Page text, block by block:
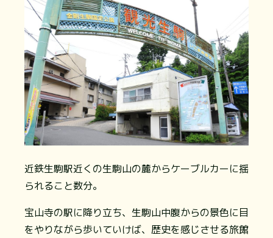
近鉄生駒駅近くの生駒山の麓からケーブルカーに揺
られること数分。
宝山寺の駅に降り立ち、生駒山中腹からの景色に目
をやりながら歩いていけば、歴史を感じさせる旅館